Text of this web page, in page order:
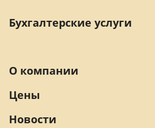
Бухгалтерские услуги
О компании
Цены
Новости